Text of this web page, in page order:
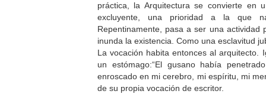
práctica, la Arquitectura se convierte en
excluyente, una prioridad a la que
Repentinamente, pasa a ser una actividad
inunda la existencia. Como una esclavitud
La vocación habita entonces al arquitecto.
un estómago:“El gusano había
enroscado en mi cerebro, mi espíritu, mi
de su propia vocación de escritor.